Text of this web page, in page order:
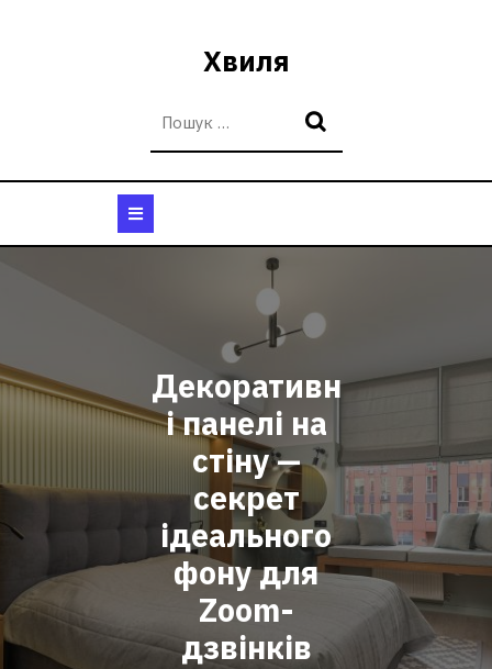
Хвиля
Відкрити
Декоративн
і панелі на
стіну —
секрет
ідеального
фону для
Zoom-
дзвінків